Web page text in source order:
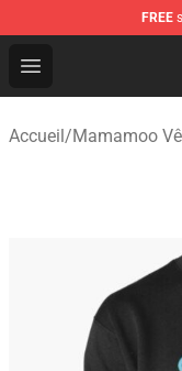
FREE
Open menu
Mamamoo
Accueil/Mamamoo